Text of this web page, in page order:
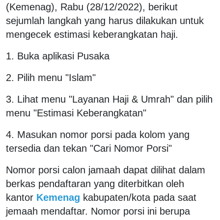
(Kemenag), Rabu (28/12/2022), berikut
sejumlah langkah yang harus dilakukan untuk
mengecek estimasi keberangkatan haji.
1. Buka aplikasi Pusaka
2. Pilih menu "Islam"
3. Lihat menu "Layanan Haji & Umrah" dan pilih
menu "Estimasi Keberangkatan"
4. Masukan nomor porsi pada kolom yang
tersedia dan tekan "Cari Nomor Porsi"
Nomor porsi calon jamaah dapat dilihat dalam
berkas pendaftaran yang diterbitkan oleh
kantor Kemenag kabupaten/kota pada saat
jemaah mendaftar. Nomor porsi ini berupa